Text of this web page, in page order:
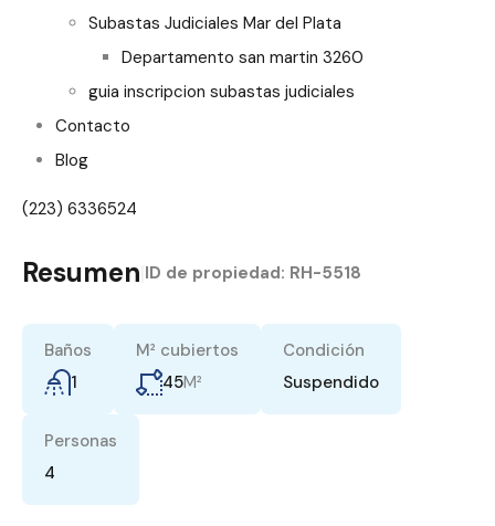
Subastas Judiciales Mar del Plata
Departamento san martin 3260
guia inscripcion subastas judiciales
Contacto
Blog
(223) 6336524
Resumen ID de propiedad: RH-5518
Baños
1
M² cubiertos
45M²
Condición
Suspendido
Personas
4